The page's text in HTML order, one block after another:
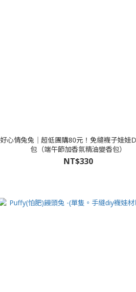
好心情兔兔│超低團購80元！免縫襪子娃娃
包（端午節加香氛精油變香包）
NT$330